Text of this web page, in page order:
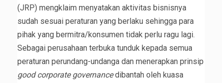
(JRP) mengklaim menyatakan aktivitas bisnisnya
sudah sesuai peraturan yang berlaku sehingga para
pihak yang bermitra/konsumen tidak perlu ragu lagi.
Sebagai perusahaan terbuka tunduk kepada semua
peraturan perundang-undanga dan menerapkan prinsip
good corporate governancedibantah oleh kuasa